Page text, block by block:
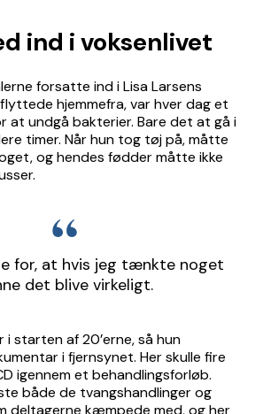
ind i voksenlivet
forsatte ind i Lisa Larsens
hjemmefra, var hver dag et
at undgå bakterier. Bare det at gå i
timer. Når hun tog tøj på, måtte
og hendes fødder måtte ikke
for, at hvis jeg tænkte noget
det blive virkeligt.
i starten af 20’erne, så hun
i fjernsynet. Her skulle fire
igennem et behandlingsforløb.
både de tvangshandlinger og
deltagerne kæmpede med, og her